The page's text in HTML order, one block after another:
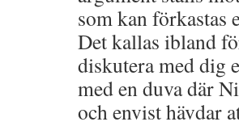
som kan förkastas
Det kallas ibland
diskutera med dig
med en duva där
och envist hävdar